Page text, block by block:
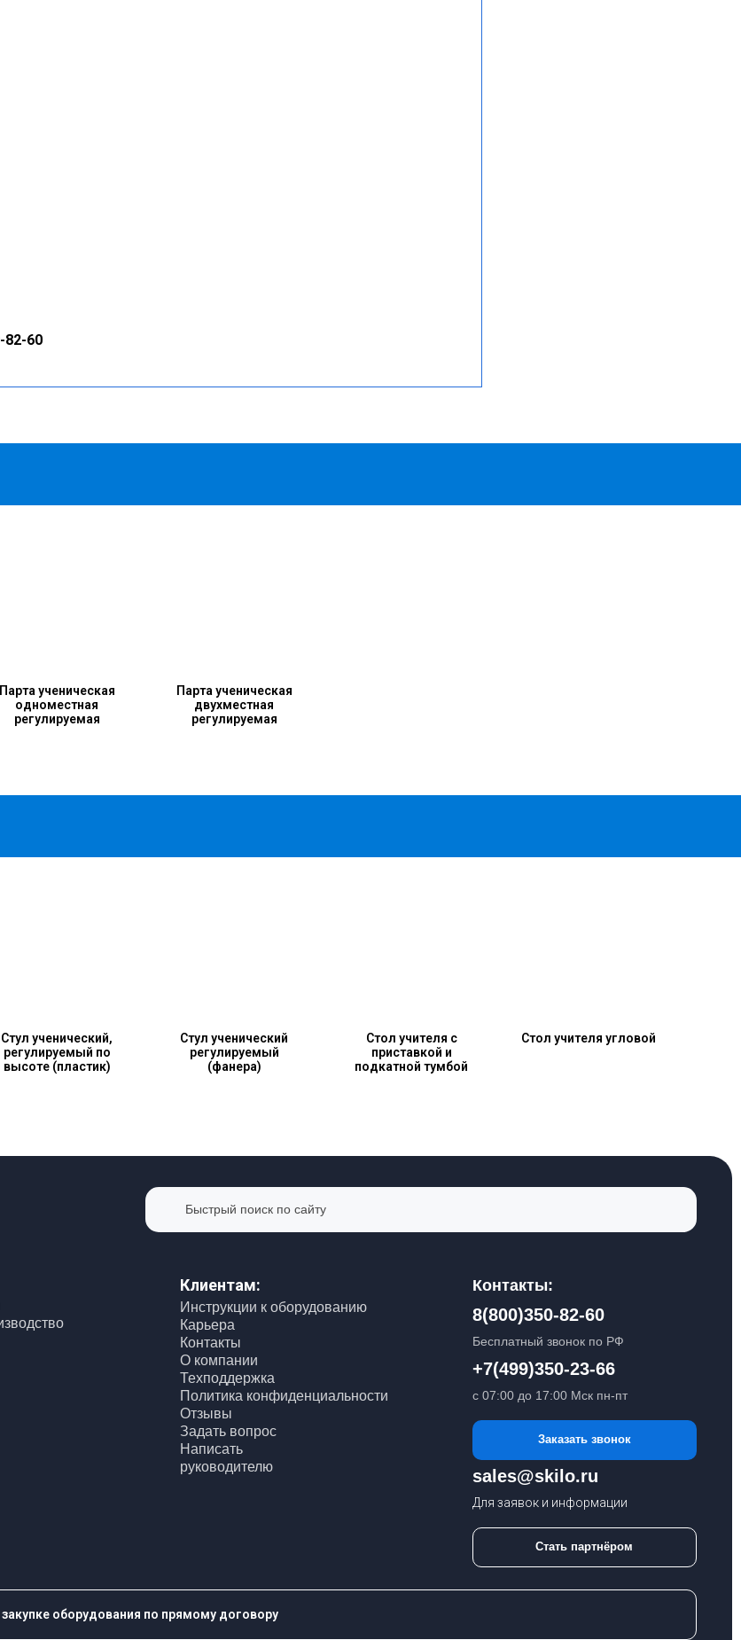
60
Парта ученическая
одноместная
регулируемая
Парта ученическая
двухместная
регулируемая
Стул ученический,
регулируемый по
высоте (пластик)
Стул ученический
регулируемый
(фанера)
Стол учителя с
приставкой и
подкатной тумбой
Стол учителя угловой
Быстрый поиск по сайту
Клиентам:
Инструкции к оборудованию
Карьера
Контакты
О компании
Техподдержка
Политика конфиденциальности
Отзывы
Задать вопрос
Написать
руководителю
Контакты:
8(800)350-82-60
Бесплатный звонок по РФ
+7(499)350-23-66
с 07:00 до 17:00 Мск пн-пт
Заказать звонок
sales@skilo.ru
Для заявок и информации
Стать партнёром
оборудования по прямому договору